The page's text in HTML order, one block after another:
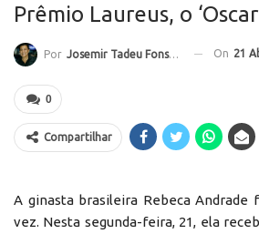
Prêmio Laureus, o
Por Josemir Tadeu Fonseca On 21
0
Compartilhar
A ginasta brasileira Rebeca Andrade
vez. Nesta segunda-feira, 21, ela